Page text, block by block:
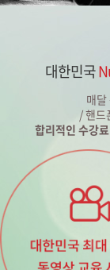
대한민국
매
/ 핸드
합리적인 수강